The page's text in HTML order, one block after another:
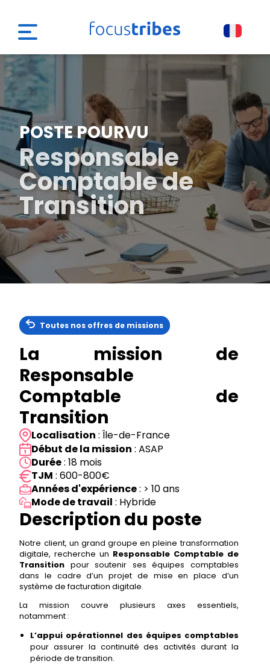
POSTE POURVU
Responsable
Comptable de
Transition
Toutes nos offres de missions
La mission de
Responsable
Comptable de
Transition
Localisation : Île-de-France
Début de la mission : ASAP
Durée: 18 mois
TJM : 600-800€
Années d'expérience: > 10 ans
Mode de travail : Hybride
Description du poste
Notre client, un grand groupe en pleine transformation
digitale, recherche un Responsable Comptable de
Transition pour soutenir ses équipes comptables
dans le cadre d’un projet de mise en place d’un
système de facturation digitale.
La mission couvre plusieurs axes essentiels,
notamment :
L’appui opérationnel des équipes comptables
pour assurer la continuité des activités durant la
période de transition.